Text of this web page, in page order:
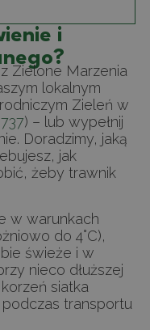
i
Zielone Marzenia
lokalnym
Zieleń w
) – lub wypełnij
Doradzimy, jaką
jak
żeby trawnik
w warunkach
do 4°C),
świeże i w
nieco dłuższej
siatka
transportu